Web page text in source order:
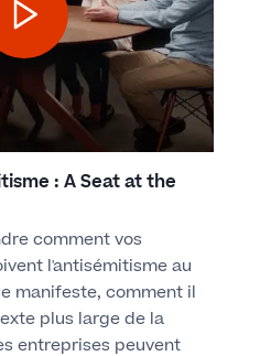
: A Seat at the
comment vos
l'antisémitisme au
manifeste, comment il
plus large de la
entreprises peuvent